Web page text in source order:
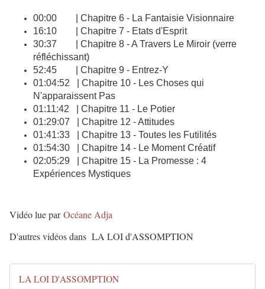
00:00 | Chapitre 6 - La Fantaisie Visionnaire
16:10 | Chapitre 7 - Etats d'Esprit
30:37 | Chapitre 8 - A Travers Le Miroir (verre
réfléchissant)
52:45 | Chapitre 9 - Entrez-Y
01:04:52 | Chapitre 10 - Les Choses qui
N'apparaissent Pas
01:11:42 | Chapitre 11 - Le Potier
01:29:07 | Chapitre 12 - Attitudes
01:41:33 | Chapitre 13 - Toutes les Futilités
01:54:30 | Chapitre 14 - Le Moment Créatif
02:05:29 | Chapitre 15 - La Promesse : 4
Expériences Mystiques
Vidéo lue par Océane Adja
D'autres vidéos dans LA LOI d'ASSOMPTION
LA LOI D'ASSOMPTION